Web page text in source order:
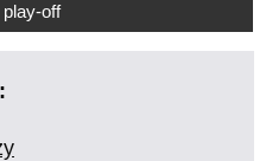
off